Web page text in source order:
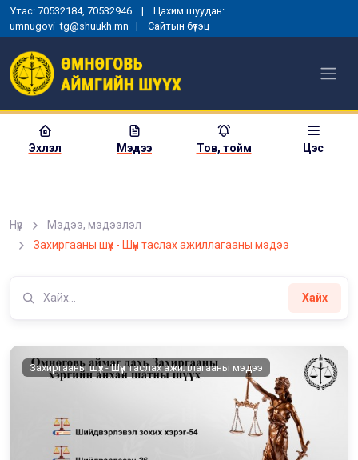
Утас: 70532184, 70532946 | Цахим шуудан:
umnugovi_tg@shuukh.mn | Сайтын бүтэц
Эхлэл Мэдээ Тов, тойм Цэс
Нүүр
Мэдээ, мэдээлэл
Захиргааны шүүх - Шүүн таслах ажиллагааны мэдээ
Хайх
Захиргааны шүүх - Шүүн таслах ажиллагааны мэдээ